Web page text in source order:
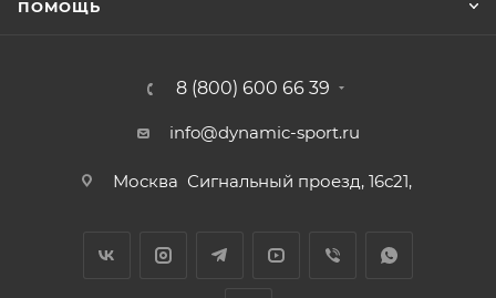
ПОМОЩЬ
8 (800) 600 66 39
info@dynamic-sport.ru
Москва Сигнальный проезд, 16с21,